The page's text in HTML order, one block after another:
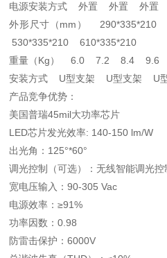
电源安装方式 外置 外置 外
外形尺寸（mm） 290*335*210
530*335*210 610*335*210
重量（Kg） 6.0 7.2 8.4 9.6
安装方式 U型支架 U型支架 U
产品竞争优势：
美国普瑞45mil大功率芯片
LED芯片发光效率: 140-150 lm/W
出光角：125°*60°
调光控制（可选）：无线智能调光控
宽电压输入：90-305 Vac
电源效率：≥91%
功率因数：0.98
防雷击保护：6000V